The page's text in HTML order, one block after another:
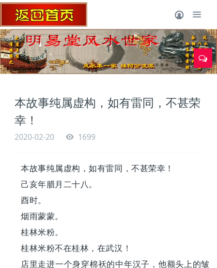
1
本故事纯属虚构，如有雷同，不甚荣
幸！
2020-02-20 1699
本故事纯属虚构，如有雷同，不甚荣幸！
己亥年腊月二十八。
酉时。
烟雨蒙蒙。
桂林米粉。
桂林米粉不在桂林，在武汉！
店里走进一个身穿棉袄的中年汉子，他额头上的皱